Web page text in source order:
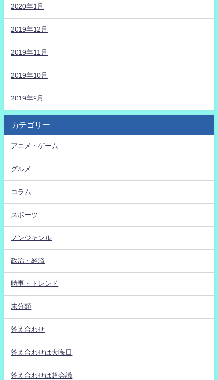
2020年1月
2019年12月
2019年11月
2019年10月
2019年9月
カテゴリー
アニメ・ゲーム
グルメ
コラム
スポーツ
ノンジャンル
政治・経済
時事・トレンド
未分類
答え合わせ
答え合わせは大晦日
答え合わせは超会議